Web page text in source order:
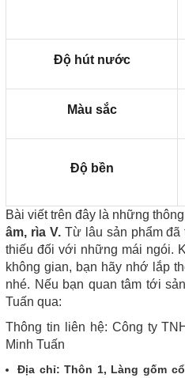
Độ hút nước
Màu sắc
Độ bền
Bài viết trên đây là những
âm, rìa V.Từ lâu sản phẩm đã
thiếu đối với những mái ngói.
không gian, bạn hãy nhớ lắp
nhé. Nếu bạn quan tâm tới
Tuấn qua:
Thông tin liên hệ: Công ty
Minh Tuấn
Địa chỉ: Thôn 1, Làng gốm